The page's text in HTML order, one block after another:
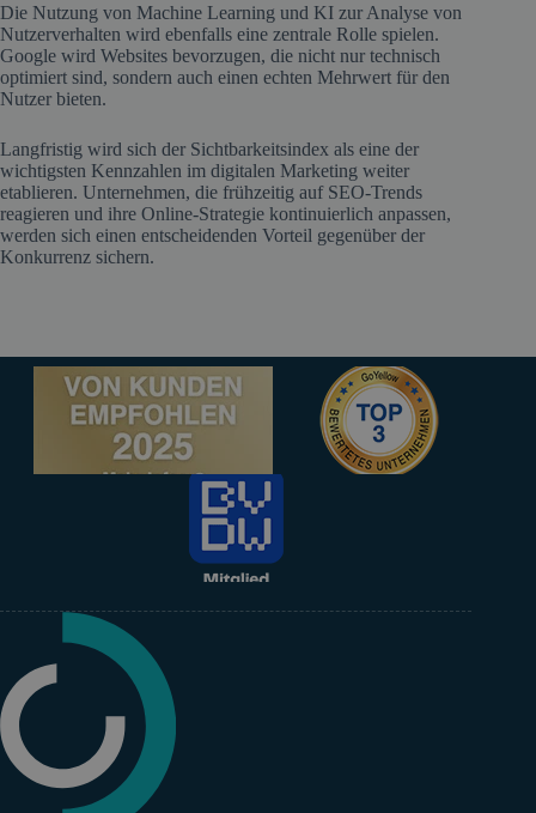
Die Nutzung von Machine Learning und KI zur Analyse von
Nutzerverhalten wird ebenfalls eine zentrale Rolle spielen.
Google wird Websites bevorzugen, die nicht nur technisch
optimiert sind, sondern auch einen echten Mehrwert für den
Nutzer bieten.
Langfristig wird sich der Sichtbarkeitsindex als eine der
wichtigsten Kennzahlen im digitalen Marketing weiter
etablieren. Unternehmen, die frühzeitig auf SEO-Trends
reagieren und ihre Online-Strategie kontinuierlich anpassen,
werden sich einen entscheidenden Vorteil gegenüber der
Konkurrenz sichern.